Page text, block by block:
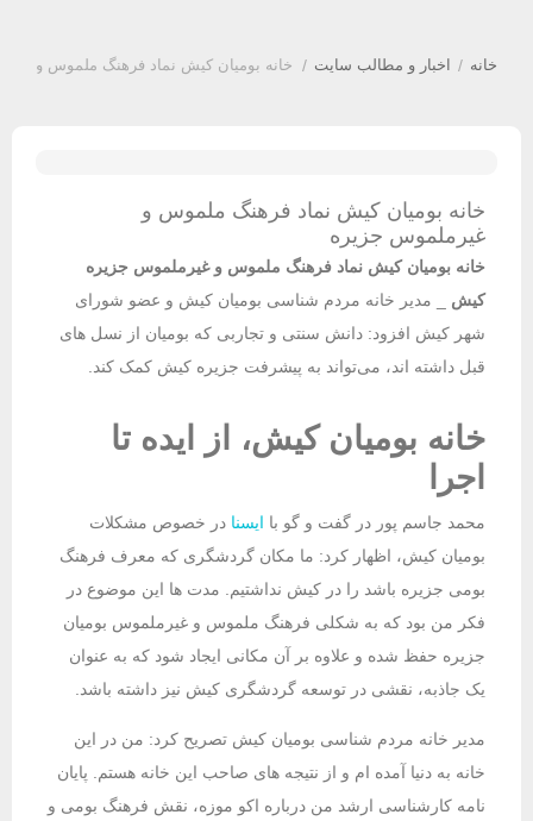
خانه / اخبار و مطالب سایت / خانه بومیان کیش نماد فرهنگ ملموس و
خانه بومیان کیش نماد فرهنگ ملموس و
غیرملموس جزیره
خانه بومیان کیش نماد فرهنگ ملموس و غیرملموس جزیره
کیش _ مدیر خانه مردم شناسی بومیان کیش و عضو شورای
شهر کیش افزود: دانش سنتی و تجاربی که بومیان از نسل های
قبل داشته اند، می‌تواند به پیشرفت جزیره کیش کمک کند.
خانه بومیان کیش، از ایده تا
اجرا
محمد جاسم پور در گفت و گو با ایسنا در خصوص مشکلات
بومیان کیش، اظهار کرد: ما مکان گردشگری که معرف فرهنگ
بومی جزیره باشد را در کیش نداشتیم. مدت ها این موضوع در
فکر من بود که به شکلی فرهنگ ملموس و غیرملموس بومیان
جزیره حفظ شده و علاوه بر آن مکانی ایجاد شود که به عنوان
یک جاذبه، نقشی در توسعه گردشگری کیش نیز داشته باشد.
مدیر خانه مردم شناسی بومیان کیش تصریح کرد: من در این
خانه به دنیا آمده ام و از نتیجه های صاحب این خانه هستم. پایان
نامه کارشناسی ارشد من درباره اکو موزه، نقش فرهنگ بومی و